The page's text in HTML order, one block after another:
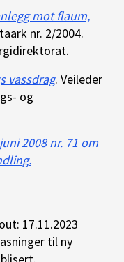
mot flaum,
nr. 2/2004.
vassdrag. Veileder
og
2008 nr. 71 om
17.11.2023
til ny